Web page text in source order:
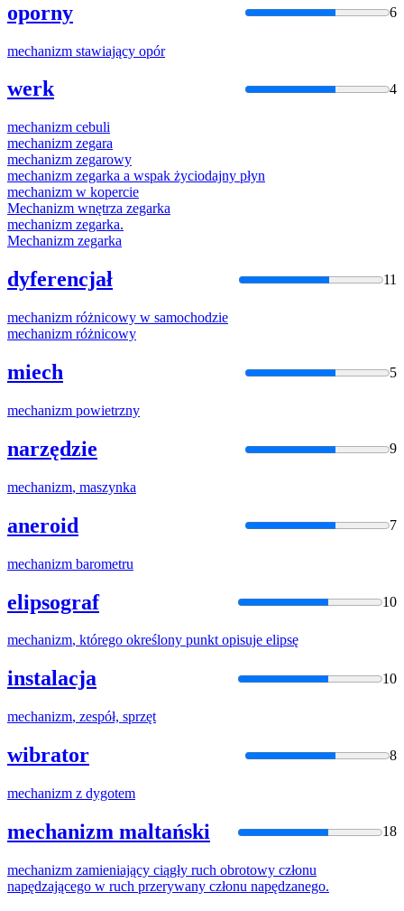
oporny 6
mechanizm stawiający opór
werk 4
mechanizm cebuli
mechanizm zegara
mechanizm zegarowy
mechanizm zegarka a wspak życiodajny płyn
mechanizm w kopercie
Mechanizm wnętrza zegarka
mechanizm zegarka.
Mechanizm zegarka
dyferencjał 11
mechanizm różnicowy w samochodzie
mechanizm różnicowy
miech 5
mechanizm powietrzny
narzędzie 9
mechanizm, maszynka
aneroid 7
mechanizm barometru
elipsograf 10
mechanizm, którego określony punkt opisuje elipsę
instalacja 10
mechanizm, zespół, sprzęt
wibrator 8
mechanizm z dygotem
mechanizm maltański 18
mechanizm zamieniający ciągły ruch obrotowy członu
napędzającego w ruch przerywany członu napędzanego.